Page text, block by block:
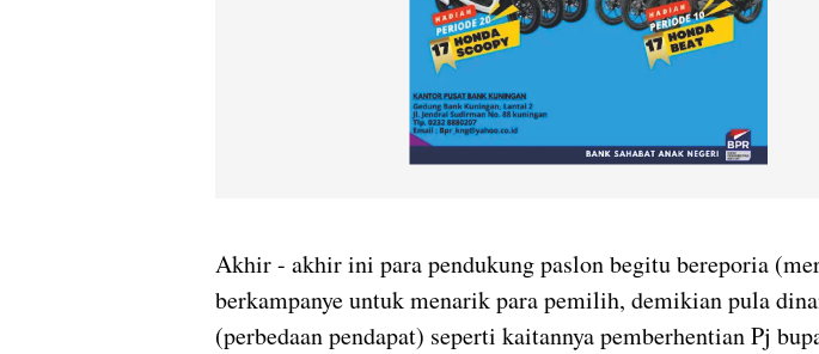
Akhir - akhir ini para pendukung paslon begitu bereporia
berkampanye untuk menarik para pemilih, demikian pula
(perbedaan pendapat) seperti kaitannya pemberhentian Pj